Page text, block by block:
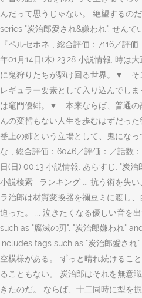
んだって思うじゃない。 絶望するの
series "炭治郎愛され&嫌われ". せん
『ペルセポネ…, 総合評価：7116／評
年01月14日(木) 23:28 小説情報, 時
に鬼狩りたちが駆け回る世界。▼ そ
レギュラー要素として入り込んでし
は竈門優緋。▼ 本来ならば、普通の
んの変哲もない人生を歩むはずだっ
番上の姉という立場として、鬼にな
な…, 総合評価：6046／評価：／話数
日(日) 00:13 小説情報. あらすじ. "炭
小説検索 ; ランキング ... 抗う術を失
ラ治郎は材質変換器を禰豆ミに渡し
迫った。 ... 泣きたくなる優しい音を
such as "腐滅の刃", "炭治郎嫌われ"
includes tags such as "炭治郎愛され
空模様がある。 ずっと晴れ続けるこ
ることもない。 炭治郎はそれを無意
きたのだ。 ならば、十二同時に型を